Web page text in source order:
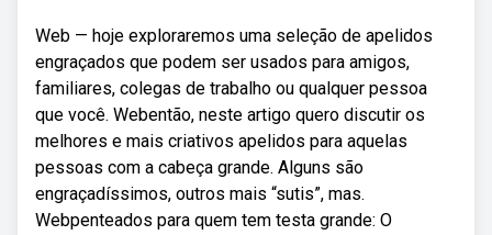
Web — hoje exploraremos uma seleção de apelidos
engraçados que podem ser usados para amigos,
familiares, colegas de trabalho ou qualquer pessoa
que você. Webentão, neste artigo quero discutir os
melhores e mais criativos apelidos para aquelas
pessoas com a cabeça grande. Alguns são
engraçadíssimos, outros mais “sutis”, mas.
Webpenteados para quem tem testa grande: O